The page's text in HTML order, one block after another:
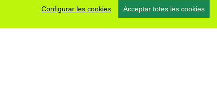
Configurar les cookies Acceptar totes les cookies